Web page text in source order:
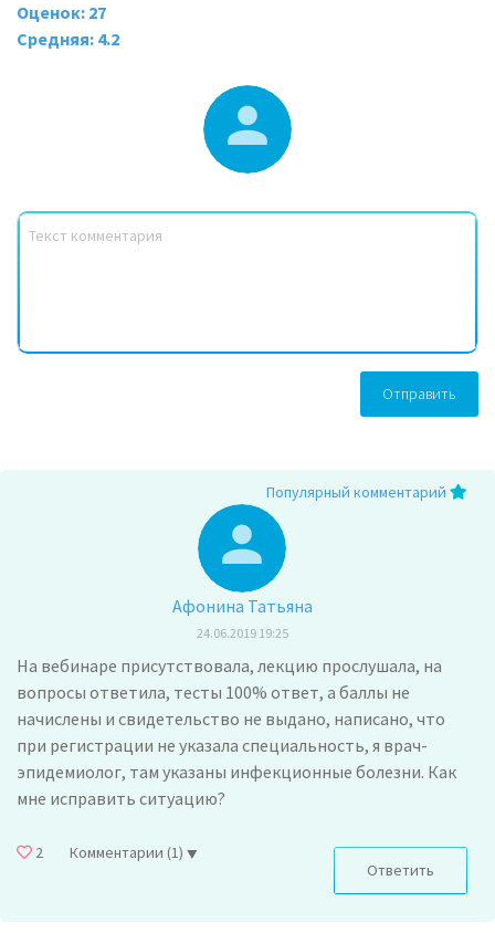
Оценок: 27
Средняя: 4.2
Отправить
Популярный комментарий
Афонина Татьяна
24.06.2019 19:25
На вебинаре присутствовала, лекцию прослушала, на
вопросы ответила, тесты 100% ответ, а баллы не
начислены и свидетельство не выдано, написано, что
при регистрации не указала специальность, я врач-
эпидемиолог, там указаны инфекционные болезни. Как
мне исправить ситуацию?
2 Комментарии (1)
Ответить